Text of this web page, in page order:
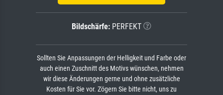
Bildschärfe: PERFEKT
Sollten Sie Anpassungen der Helligkeit und Farbe oder
auch einen Zuschnitt des Motivs wünschen, nehmen
wir diese Änderungen gerne und ohne zusätzliche
Kosten für Sie vor. Zögern Sie bitte nicht, uns zu